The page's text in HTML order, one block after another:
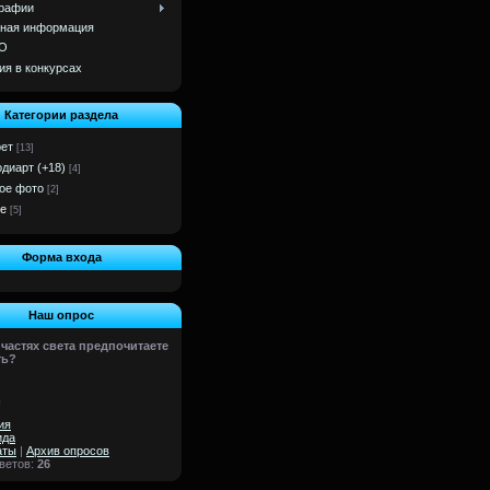
информация
в конкурсах
Категории раздела
[13]
(+18) [4]
фото [2]
[5]
Форма входа
Наш опрос
света предпочитаете
| Архив опросов
26